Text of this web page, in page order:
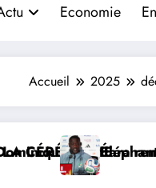
Economie
Accueil 2025
leadership
FIF tourne la page